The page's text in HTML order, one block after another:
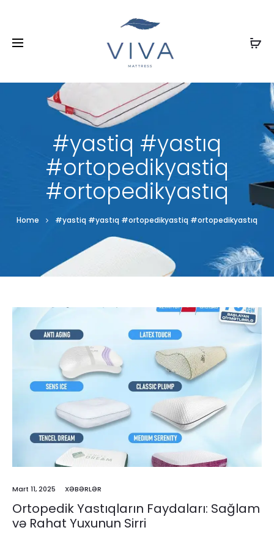
#yastiq #yastıq
#ortopedikyastiq
#ortopedikyastıq
Home #yastiq #yastıq #ortopedikyastiq #ortopedikyastıq
Mart 11, 2025 XƏBƏRLƏR
Ortopedik Yastıqların Faydaları: Sağlam
və Rahat Yuxunun Sirri